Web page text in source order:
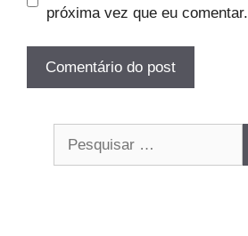
próxima vez que eu comentar.